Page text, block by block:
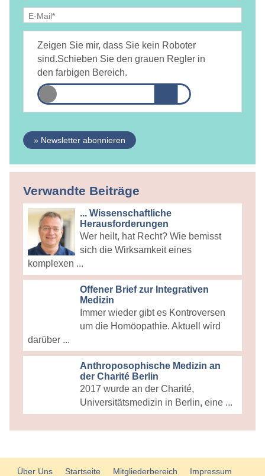
DAMiD mich per E-Mail über Themen und Veranstaltungen
informiert.
Zeigen Sie mir, dass Sie kein Roboter
sind.Schieben Sie den grauen Regler in
den farbigen Bereich.
» Newsletter abonnieren
Verwandte Beiträge
... Wissenschaftliche
Herausforderungen
Wer heilt, hat Recht? Wie bemisst
sich die Wirksamkeit eines
komplexen ...
Offener Brief zur Integrativen
Medizin
Immer wieder gibt es Kontroversen
um die Homöopathie. Aktuell wird
darüber ...
Anthroposophische Medizin an
der Charité Berlin
2017 wurde an der Charité,
Universitätsmedizin in Berlin, eine ...
Über Uns Startseite Mitgliederbereich Impressum